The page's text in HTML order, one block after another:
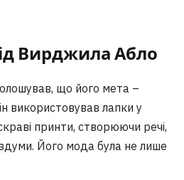
Вирджила Абло
що його мета –
використовував лапки у
принти, створюючи речі,
Його мода була не лише